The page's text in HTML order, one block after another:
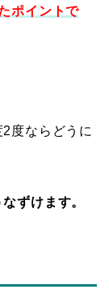
ポイントで
度ならどうに
ずけます。